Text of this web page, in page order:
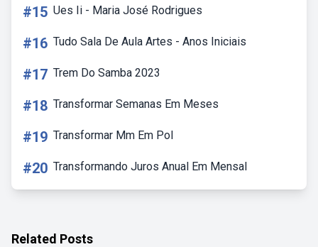
#15 Ues Ii - Maria José Rodrigues
#16 Tudo Sala De Aula Artes - Anos Iniciais
#17 Trem Do Samba 2023
#18 Transformar Semanas Em Meses
#19 Transformar Mm Em Pol
#20 Transformando Juros Anual Em Mensal
Related Posts